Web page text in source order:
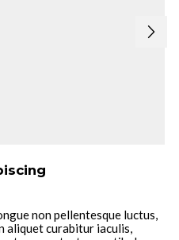
non pellentesque luctus,
aliquet curabitur iaculis,